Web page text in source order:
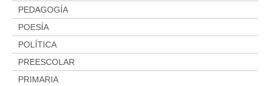
PEDAGOGÍA
POESÍA
POLÍTICA
PREESCOLAR
PRIMARIA